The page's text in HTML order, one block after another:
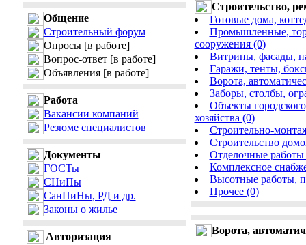
Общение
Строительный форум
Опросы [в работе]
Вопрос-ответ [в работе]
Объявления [в работе]
Работа
Вакансии компаний
Резюме специалистов
Документы
ГОСТы
СНиПы
СанПиНы, РД и др.
Законы о жилье
Авторизация
Строительство,
Готовые дома,
Промышленные,
сооружения (0)
Витрины, фасады,
Гаражи, тенты,
Ворота,
Заборы, столбы,
Объекты
хозяйства (0)
Cтроительно-
Cтроительство
Отделочные работы
Комплексное
Высотные работы,
Прочее (0)
Ворота,